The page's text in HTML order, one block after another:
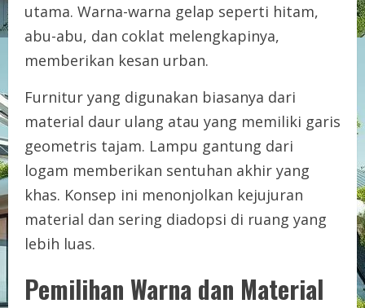
utama. Warna-warna gelap seperti hitam,
abu-abu, dan coklat melengkapinya,
memberikan kesan urban.
Furnitur yang digunakan biasanya dari
material daur ulang atau yang memiliki garis
geometris tajam. Lampu gantung dari
logam memberikan sentuhan akhir yang
khas. Konsep ini menonjolkan kejujuran
material dan sering diadopsi di ruang yang
lebih luas.
Pemilihan Warna dan Material